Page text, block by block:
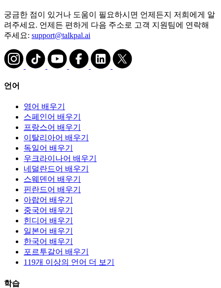
궁금한 점이 있거나 도움이 필요하시면 언제든지 저희에게 알
려주세요. 언제든 편하게 다음 주소로 고객 지원팀에 연락해
주세요: support@talkpal.ai
언어
영어 배우기
스페인어 배우기
프랑스어 배우기
이탈리아어 배우기
독일어 배우기
우크라이나어 배우기
네덜란드어 배우기
스웨덴어 배우기
핀란드어 배우기
아랍어 배우기
중국어 배우기
힌디어 배우기
일본어 배우기
한국어 배우기
포르투갈어 배우기
119개 이상의 언어 더 보기
학습